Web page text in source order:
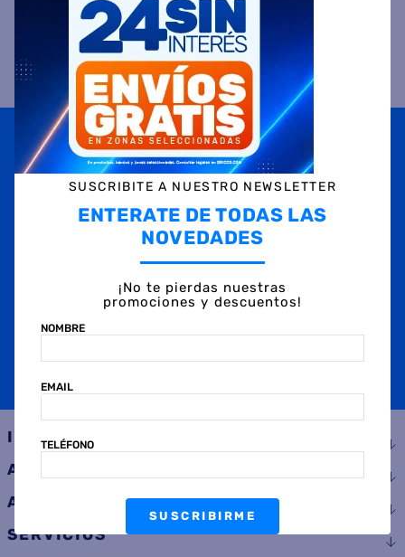
Suscribite anuestras novedades
OBTENÉ 5% DE DESCUENTO EN TU PRIMERA COMPRA
¡Con tu suscripción enterate de todas las mejores
promociones y ofertas en D'RICCO.COM!
TELÉFONO
SUSCRIBIRME
INSTITUCIONAL
AYUDA
ATENCIÓN AL CLIENTE
SERVICIOS
SUSCRIBITE A NUESTRO NEWSLETTER
ENTERATE DE TODAS LAS
NOVEDADES
¡No te pierdas nuestras
promociones y descuentos!
NOMBRE
EMAIL
TELÉFONO
SUSCRIBIRME